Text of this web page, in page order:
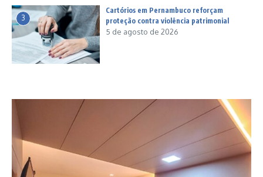
3
Cartórios em Pernambuco reforçam
proteção contra violência patrimonial
5 de agosto de 2026